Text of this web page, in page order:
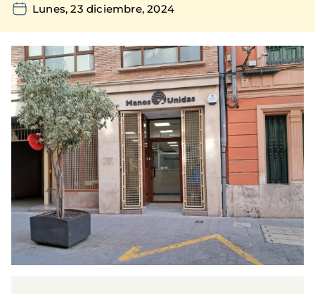
Lunes, 23 diciembre, 2024